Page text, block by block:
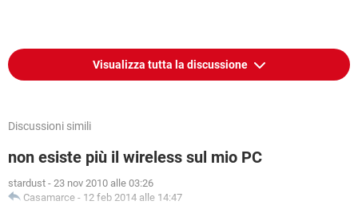
Visualizza tutta la discussione
Discussioni simili
non esiste più il wireless sul mio PC
stardust - 23 nov 2010 alle 03:26
Casamarce - 12 feb 2014 alle 14:47